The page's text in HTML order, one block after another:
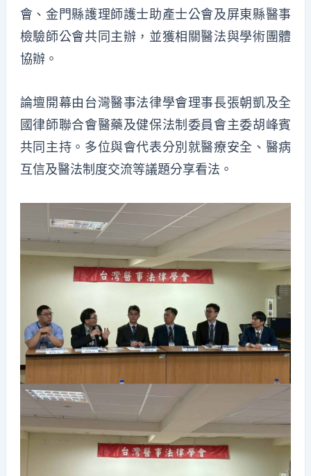
會、金門縣護理師護士助產士公會及屏東縣醫事
檢驗師公會共同主辦，並獲相關醫法與學術團體
協辦。
論壇開幕由台灣醫事法律學會理事長張朝凱及全
國律師聯合會醫藥及健保法制委員會主委胡峰賓
共同主持。多位與會代表分別就醫療安全、醫病
互信及醫法制度交流等議題分享看法。